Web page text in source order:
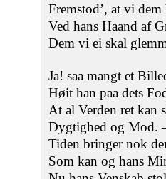
Fremstod’, at vi dem
Ved hans Haand af
Dem vi ei skal
Ja! saa mangt et
Høit han paa dets
At al Verden ret kan
Dygtighed og
Tiden bringer nok
Som kan og hans